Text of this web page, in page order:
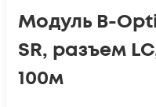
Модуль B-
SR, разъем
100м